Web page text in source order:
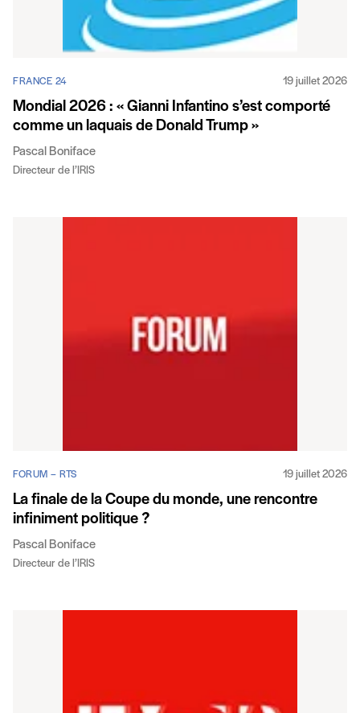
FRANCE 24 19 juillet 2026
Mondial 2026 : « Gianni Infantino s’est comporté
comme un laquais de Donald Trump »
Pascal Boniface
Directeur de l’IRIS
FORUM – RTS 19 juillet 2026
La finale de la Coupe du monde, une rencontre
infiniment politique ?
Pascal Boniface
Directeur de l’IRIS